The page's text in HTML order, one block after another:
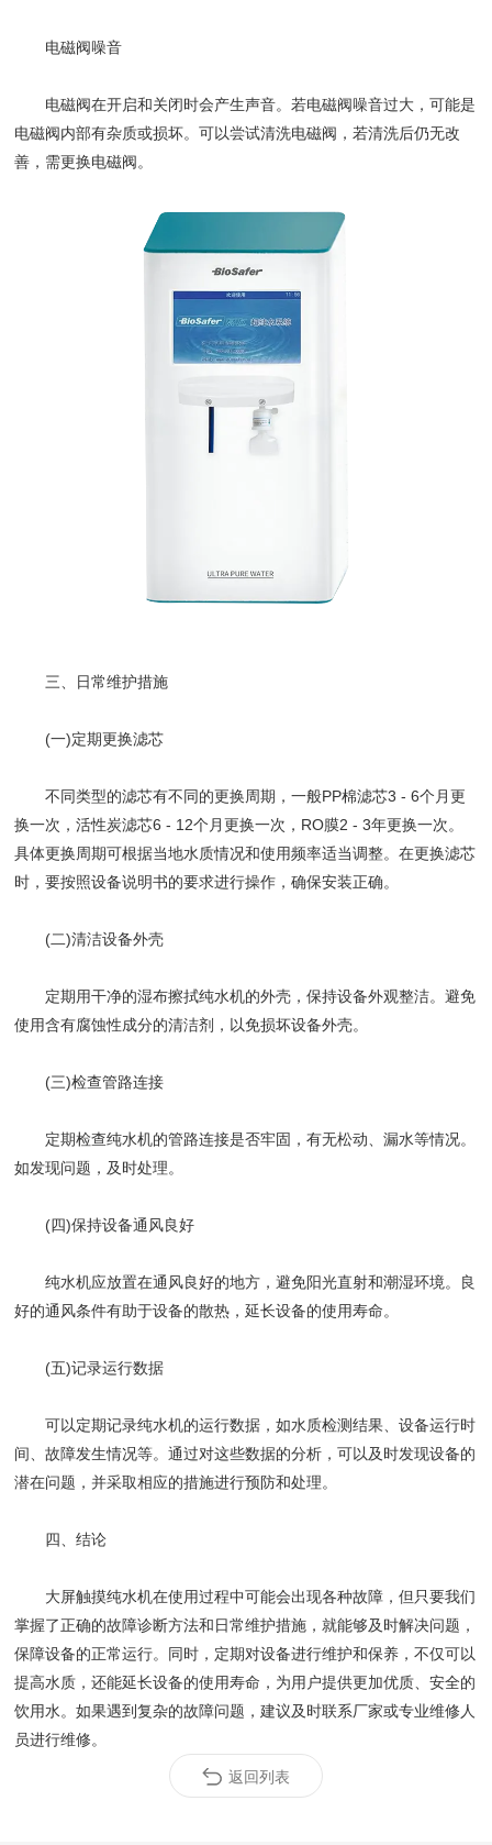
​​电磁阀噪音​​
电磁阀在开启和关闭时会产生声音。若电磁阀噪音过大，可能是
电磁阀内部有杂质或损坏。可以尝试清洗电磁阀，若清洗后仍无改
善，需更换电磁阀。
三、日常维护措施
(一)定期更换滤芯
不同类型的滤芯有不同的更换周期，一般PP棉滤芯3 - 6个月更
换一次，活性炭滤芯6 - 12个月更换一次，RO膜2 - 3年更换一次。
具体更换周期可根据当地水质情况和使用频率适当调整。在更换滤芯
时，要按照设备说明书的要求进行操作，确保安装正确。
(二)清洁设备外壳
定期用干净的湿布擦拭纯水机的外壳，保持设备外观整洁。避免
使用含有腐蚀性成分的清洁剂，以免损坏设备外壳。
(三)检查管路连接
定期检查纯水机的管路连接是否牢固，有无松动、漏水等情况。
如发现问题，及时处理。
(四)保持设备通风良好
纯水机应放置在通风良好的地方，避免阳光直射和潮湿环境。良
好的通风条件有助于设备的散热，延长设备的使用寿命。
(五)记录运行数据
可以定期记录纯水机的运行数据，如水质检测结果、设备运行时
间、故障发生情况等。通过对这些数据的分析，可以及时发现设备的
潜在问题，并采取相应的措施进行预防和处理。
四、结论
大屏触摸纯水机在使用过程中可能会出现各种故障，但只要我们
掌握了正确的故障诊断方法和日常维护措施，就能够及时解决问题，
保障设备的正常运行。同时，定期对设备进行维护和保养，不仅可以
提高水质，还能延长设备的使用寿命，为用户提供更加优质、安全的
饮用水。如果遇到复杂的故障问题，建议及时联系厂家或专业维修人
员进行维修。
返回列表